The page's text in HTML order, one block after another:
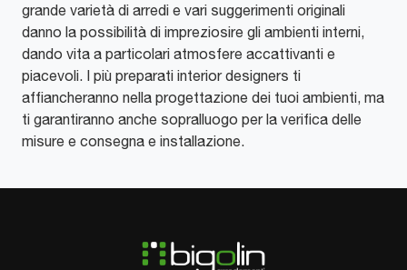
grande varietà di arredi e vari suggerimenti originali
danno la possibilità di impreziosire gli ambienti interni,
dando vita a particolari atmosfere accattivanti e
piacevoli. I più preparati interior designers ti
affiancheranno nella progettazione dei tuoi ambienti, ma
ti garantiranno anche sopralluogo per la verifica delle
misure e consegna e installazione.